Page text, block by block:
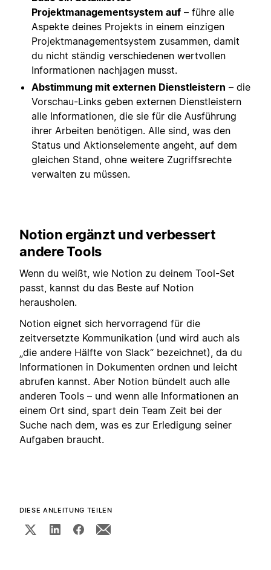
Projektmanagementsystem auf – führe alle
Aspekte deines Projekts in einem einzigen
Projektmanagementsystem zusammen, damit
du nicht ständig verschiedenen wertvollen
Informationen nachjagen musst.
Abstimmung mit externen Dienstleistern – die
Vorschau-Links geben externen Dienstleistern
alle Informationen, die sie für die Ausführung
ihrer Arbeiten benötigen. Alle sind, was den
Status und Aktionselemente angeht, auf dem
gleichen Stand, ohne weitere Zugriffsrechte
verwalten zu müssen.
Notion ergänzt und verbessert
andere Tools
Wenn du weißt, wie Notion zu deinem Tool-Set
passt, kannst du das Beste auf Notion
herausholen.
Notion eignet sich hervorragend für die
zeitversetzte Kommunikation (und wird auch als
„die andere Hälfte von Slack“ bezeichnet), da du
Informationen in Dokumenten ordnen und leicht
abrufen kannst. Aber Notion bündelt auch alle
anderen Tools – und wenn alle Informationen an
einem Ort sind, spart dein Team Zeit bei der
Suche nach dem, was es zur Erledigung seiner
Aufgaben braucht.
DIESE ANLEITUNG TEILEN